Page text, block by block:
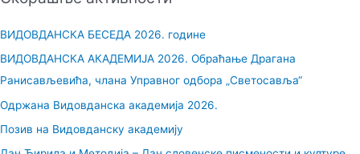
т
з
а
ВИДОВДАНСКА БЕСЕДА 2026. године
ВИДОВДАНСКА АКАДЕМИЈА 2026. Обраћање Драгана
Ранисављевића, члана Управног одбора „Светосавља“
Одржана Видовданска академија 2026.
Позив на Видовданску академију